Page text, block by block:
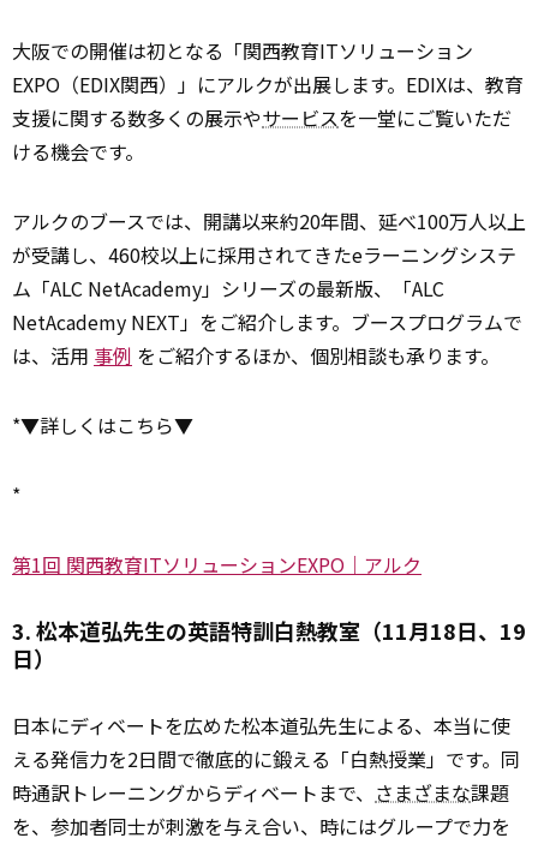
大阪での開催は初となる「関西教育ITソリューション
EXPO（EDIX関西）」にアルクが出展します。EDIXは、教育
支援に関する数多くの展示やサービスを一堂にご覧いただ
ける機会です。
アルクのブースでは、開講以来約20年間、延べ100万人以上
が受講し、460校以上に採用されてきたeラーニングシステ
ム「ALC NetAcademy」シリーズの最新版、「ALC
NetAcademy NEXT」をご紹介します。ブースプログラムで
は、活用 事例 をご紹介するほか、個別相談も承ります。
*▼詳しくはこちら▼
*
第1回 関西教育ITソリューションEXPO｜アルク
3. 松本道弘先生の英語特訓白熱教室（11月18日、19
日）
日本にディベートを広めた松本道弘先生による、本当に使
える発信力を2日間で徹底的に鍛える「白熱授業」です。同
時通訳トレーニングからディベートまで、 さまざまな課題
を、参加者同士が刺激を与え合い、時にはグループで力を